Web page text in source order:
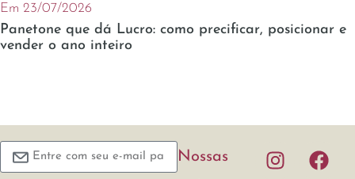
Em 23/07/2026
Panetone que dá Lucro: como precificar, posicionar e
vender o ano inteiro
Nossas